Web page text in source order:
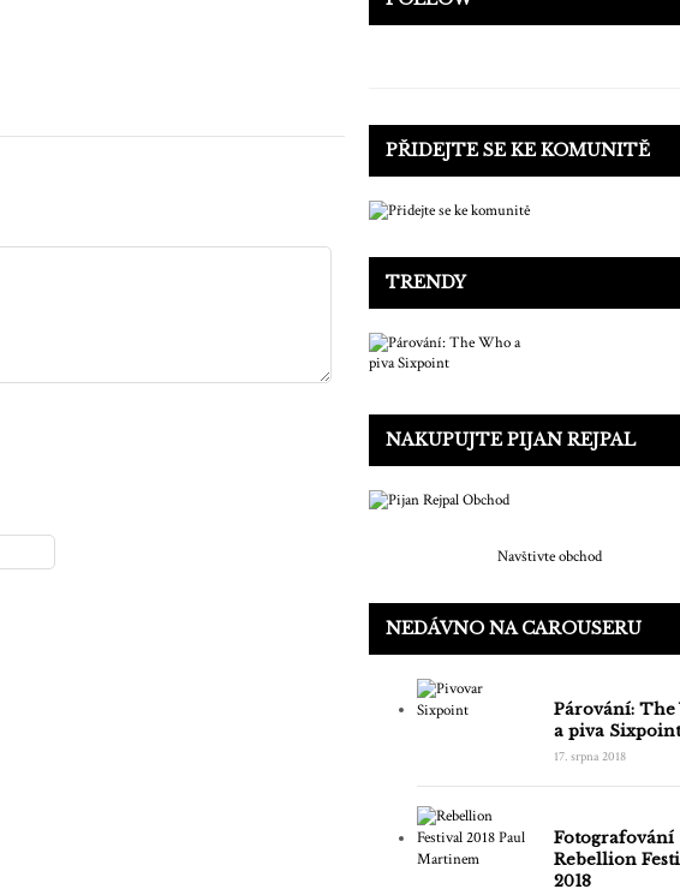
PŘIDEJTE SE KE KOMUNITĚ
TRENDY
NAKUPUJTE PIJAN REJPAL
Navštivte obchod
NEDÁVNO NA CAROUSERU
Párování: The
a piva Sixpoint
17. srpna 2018
Fotografování
Rebellion
2018